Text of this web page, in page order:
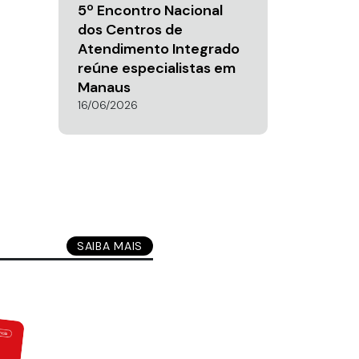
5º Encontro Nacional
dos Centros de
Atendimento Integrado
reúne especialistas em
Manaus
16/06/2026
SAIBA MAIS